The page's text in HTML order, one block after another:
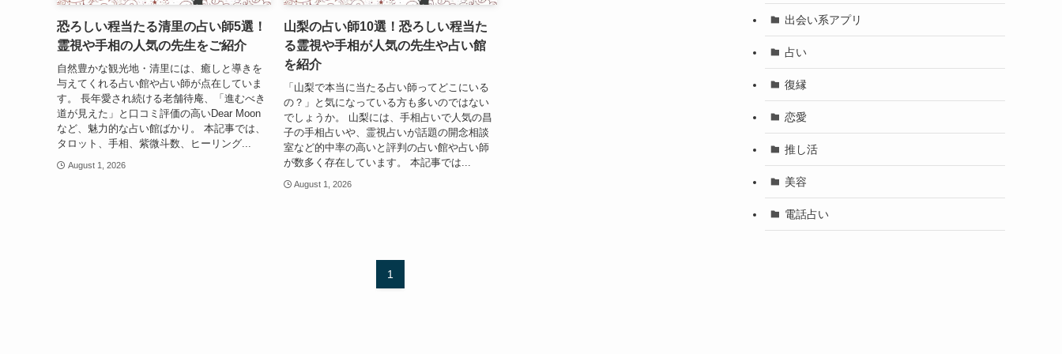
恐ろしい程当たる清里の占い師5選！
霊視や手相の人気の先生をご紹介
自然豊かな観光地・清里には、癒しと導きを
与えてくれる占い館や占い師が点在していま
す。 長年愛され続ける老舗待庵、「進むべき
道が見えた」と口コミ評価の高いDear Moon
など、魅力的な占い館ばかり。 本記事では、
タロット、手相、紫微斗数、ヒーリング...
August 1, 2026
山梨の占い師10選！恐ろしい程当た
る霊視や手相が人気の先生や占い館
を紹介
「山梨で本当に当たる占い師ってどこにいる
の？」と気になっている方も多いのではない
でしょうか。 山梨には、手相占いで人気の昌
子の手相占いや、霊視占いが話題の開念相談
室など的中率の高いと評判の占い館や占い師
が数多く存在しています。 本記事では...
August 1, 2026
1
出会い系アプリ
占い
復縁
恋愛
推し活
美容
電話占い